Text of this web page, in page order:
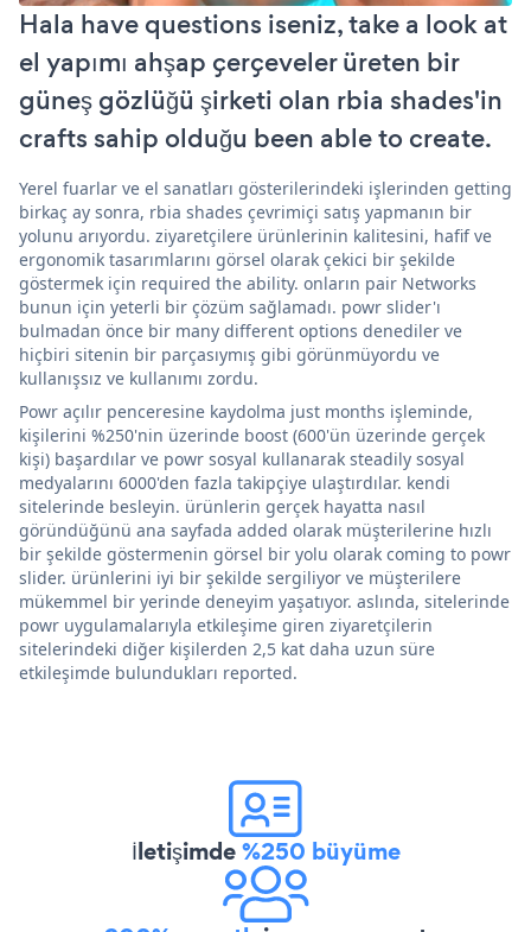
Hala have questions iseniz, take a look at
el yapımı ahşap çerçeveler üreten bir
güneş gözlüğü şirketi olan rbia shades'in
crafts sahip olduğu been able to create.
Yerel fuarlar ve el sanatları gösterilerindeki işlerinden getting
birkaç ay sonra, rbia shades çevrimiçi satış yapmanın bir
yolunu arıyordu. ziyaretçilere ürünlerinin kalitesini, hafif ve
ergonomik tasarımlarını görsel olarak çekici bir şekilde
göstermek için required the ability. onların pair Networks
bunun için yeterli bir çözüm sağlamadı. powr slider'ı
bulmadan önce bir many different options denediler ve
hiçbiri sitenin bir parçasıymış gibi görünmüyordu ve
kullanışsız ve kullanımı zordu.
Powr açılır penceresine kaydolma just months işleminde,
kişilerini %250'nin üzerinde boost (600'ün üzerinde gerçek
kişi) başardılar ve powr sosyal kullanarak steadily sosyal
medyalarını 6000'den fazla takipçiye ulaştırdılar. kendi
sitelerinde besleyin. ürünlerin gerçek hayatta nasıl
göründüğünü ana sayfada added olarak müşterilerine hızlı
bir şekilde göstermenin görsel bir yolu olarak coming to powr
slider. ürünlerini iyi bir şekilde sergiliyor ve müşterilere
mükemmel bir yerinde deneyim yaşatıyor. aslında, sitelerinde
powr uygulamalarıyla etkileşime giren ziyaretçilerin
sitelerindeki diğer kişilerden 2,5 kat daha uzun süre
etkileşimde bulundukları reported.
İletişimde%250 büyüme